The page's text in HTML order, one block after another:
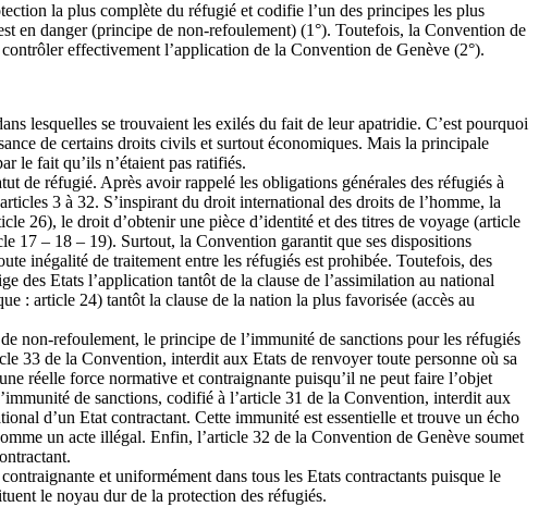
la plus complète du réfugié et codifie l’un des principes les plus
en danger (principe de non-refoulement) (1°). Toutefois, la Convention de
effectivement l’application de la Convention de Genève (2°).
lesquelles se trouvaient les exilés du fait de leur apatridie. C’est pourquoi
de certains droits civils et surtout économiques. Mais la principale
le fait qu’ils n’étaient pas ratifiés.
de réfugié. Après avoir rappelé les obligations générales des réfugiés à
3 à 32. S’inspirant du droit international des droits de l’homme, la
26), le droit d’obtenir une pièce d’identité et des titres de voyage (article
17 – 18 – 19). Surtout, la Convention garantit que ses dispositions
inégalité de traitement entre les réfugiés est prohibée. Toutefois, des
des Etats l’application tantôt de la clause de l’assimilation au national
: article 24) tantôt la clause de la nation la plus favorisée (accès au
non-refoulement, le principe de l’immunité de sanctions pour les réfugiés
33 de la Convention, interdit aux Etats de renvoyer toute personne où sa
réelle force normative et contraignante puisqu’il ne peut faire l’objet
de sanctions, codifié à l’article 31 de la Convention, interdit aux
d’un Etat contractant. Cette immunité est essentielle et trouve un écho
un acte illégal. Enfin, l’article 32 de la Convention de Genève soumet
et uniformément dans tous les Etats contractants puisque le
le noyau dur de la protection des réfugiés.